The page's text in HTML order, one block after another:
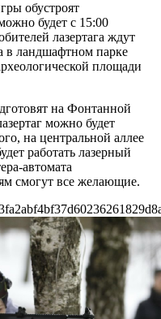
обустроят
будет с 15:00
лазертага ждут
в ландшафтном парке
площади
на Фонтанной
можно будет
на центральной аллее
работать лазерный
автомата
смогут все желающие.